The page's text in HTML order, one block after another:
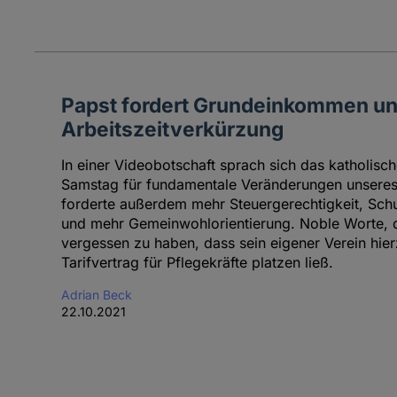
Papst fordert Grundeinkommen
Arbeitszeitverkürzung
In einer Videobotschaft sprach sich das
Samstag für fundamentale Veränderungen
forderte außerdem mehr Steuergerechtigkeit,
und mehr Gemeinwohlorientierung. Noble Worte,
vergessen zu haben, dass sein eigener Verein
Tarifvertrag für Pflegekräfte platzen ließ.
Adrian Beck
22.10.2021